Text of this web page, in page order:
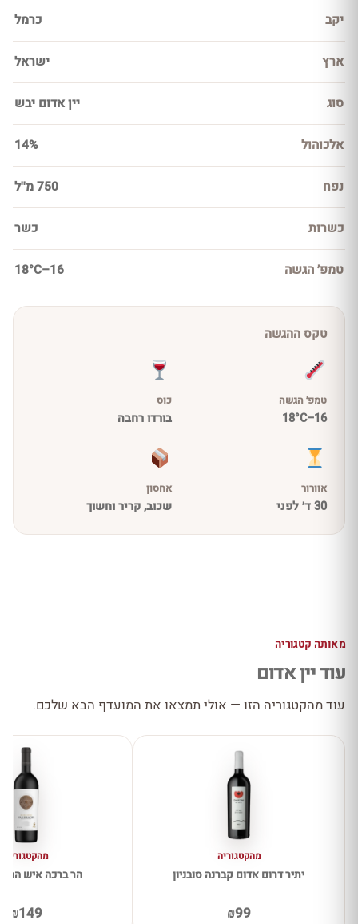
יקב כרמל
ארץ ישראל
סוג יין אדום יבש
אלכוהול 14%
נפח 750 מ''ל
כשרות כשר
טמפ׳ הגשה 16–18°C
טקס ההגשה
טמפ׳ הגשה
16–18°C
כוס
בורדו רחבה
אוורור
30 ד׳ לפני
אחסון
שכוב, קריר וחשוך
מאותה קטגוריה
עוד יין אדום
עוד מהקטגוריה הזו — אולי תמצאו את המועדף הבא שלכם.
מהקטגוריה
יתיר דרום אדום קברנה סובניון
₪99
מהקטגוריה
הר ברכה איש
₪149